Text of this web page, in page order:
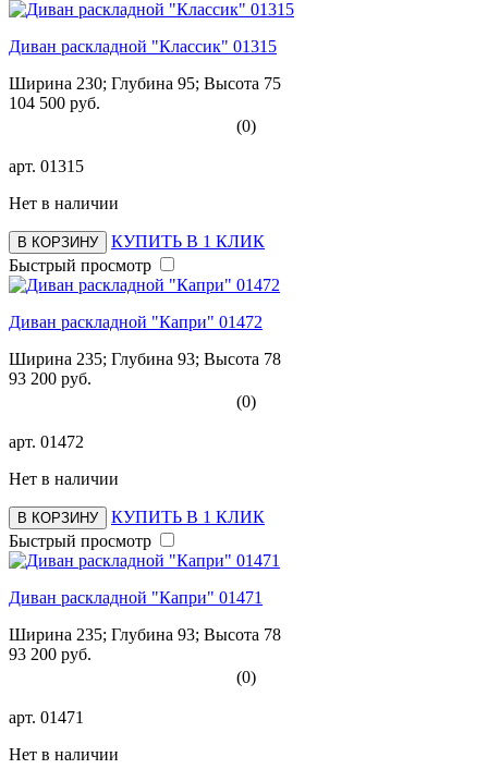
Диван раскладной "Классик" 01315
Ширина 230; Глубина 95; Высота 75
104 500 руб.
(0)
арт. 01315
Нет в наличии
В КОРЗИНУ
КУПИТЬ В 1 КЛИК
Быстрый просмотр
Диван раскладной "Капри" 01472
Ширина 235; Глубина 93; Высота 78
93 200 руб.
(0)
арт. 01472
Нет в наличии
В КОРЗИНУ
КУПИТЬ В 1 КЛИК
Быстрый просмотр
Диван раскладной "Капри" 01471
Ширина 235; Глубина 93; Высота 78
93 200 руб.
(0)
арт. 01471
Нет в наличии